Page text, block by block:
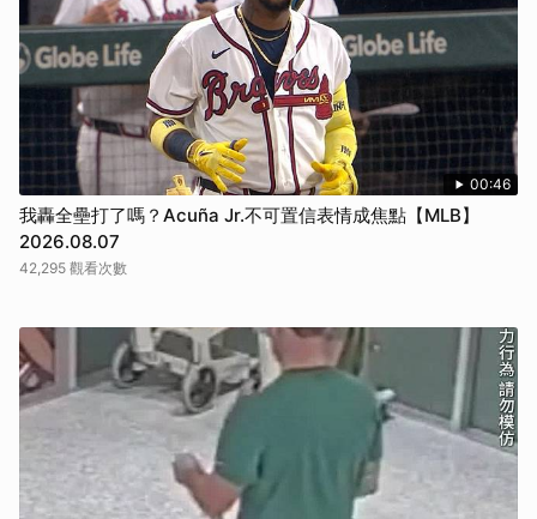
00:46
我轟全壘打了嗎？Acuña Jr.不可置信表情成焦點【MLB】
2026.08.07
42,295 觀看次數